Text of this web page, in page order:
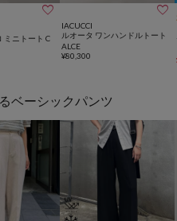

ミニトート C

IACUCCI
ルオータ ワンハンドルトート
ALCE
¥80,300
ベーシックパンツ